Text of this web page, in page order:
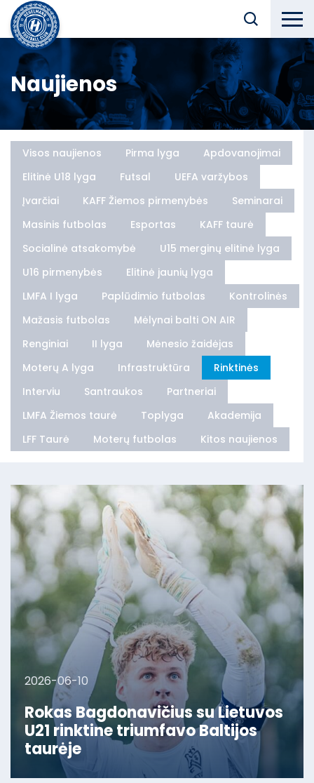
Naujienos
Visos naujienos Pirma lyga
Apdovanojimai
Elitinė U18 lyga
Futsal
UEFA varžybos
Įvarčiai
KAFF Žiemos pirmenybės
Seminarai
Masinis futbolas
Esportas
KAFF taurė
Socialinė atsakomybė
U15 merginų elitinė lyga
U16 pirmenybės
Elitinė jaunių lyga
LMFA I lyga
Paplūdimio futbolas
Kontrolinės
Mažasis futbolas
Mėlynai balti ON AIR
Renginiai
II lyga
Mėnesio žaidėjas
Moterų A lyga
Infrastruktūra
Rinktinės
Interviu
Santraukos
Partneriai
LMFA Žiemos taurė
Toplyga
Akademija
LFF Taurė
Moterų futbolas Kitos naujienos
2026-06-10
Rokas Bagdonavičius su Lietuvos
U21 rinktine triumfavo Baltijos
taurėje